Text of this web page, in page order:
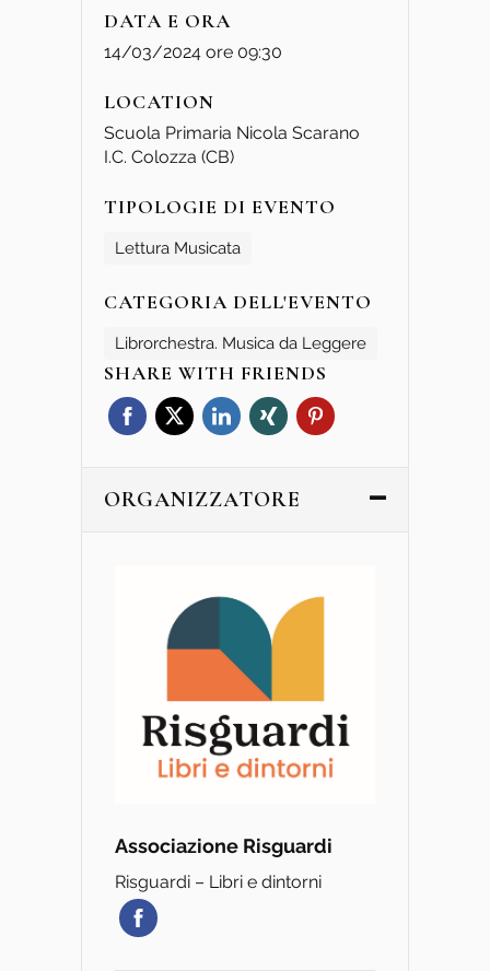
DATA E ORA
14/03/2024 ore 09:30
LOCATION
Scuola Primaria Nicola Scarano
I.C. Colozza (CB)
TIPOLOGIE DI EVENTO
Lettura Musicata
CATEGORIA DELL'EVENTO
Librorchestra. Musica da Leggere
SHARE WITH FRIENDS
ORGANIZZATORE
Associazione Risguardi
Risguardi – Libri e dintorni